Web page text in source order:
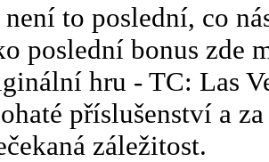
to poslední, co
poslední bonus zde
hru - TC: Las
příslušenství a
záležitost.